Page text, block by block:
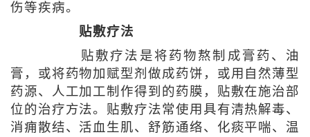
伤等疾病。
贴敷疗法
贴敷疗法是将药物熬制成膏药、油
膏，或将药物加赋型剂做成药饼，或用自然薄型
药源、人工加工制作得到的药膜，贴敷在施治部
位的治疗方法。贴敷疗法常使用具有清热解毒、
消痈散结、活血生肌、舒筋通络、化痰平喘、温